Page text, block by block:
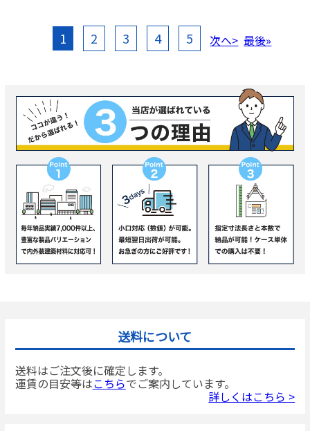
1 2 3 4 5 次へ> 最後»
送料について
送料はご注文後に確定します。
運賃の目安等はこちらでご案内しています。
詳しくはこちら >